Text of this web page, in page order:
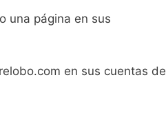
una página en sus
en sus cuentas de